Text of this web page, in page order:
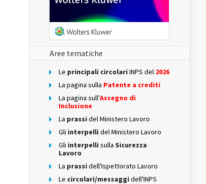
Aree tematiche
Le principali circolari INPS del 2026
La pagina sulla Patente a crediti
La pagina sull'Assegno di
Inclusione
La prassi del Ministero Lavoro
Gli interpelli del Ministero Lavoro
Gli interpelli sulla Sicurezza
Lavoro
La prassi dell'Ispettorato Lavoro
Le circolari/messaggi dell'INPS